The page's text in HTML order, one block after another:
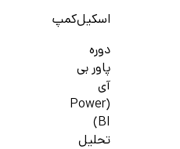
اسکیل‌کمپ
دوره
پاور بی
آی
(Power
BI)
تحلیل